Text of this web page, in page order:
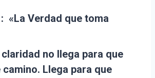
«La Verdad que toma
claridad no llega para que
Llega para que